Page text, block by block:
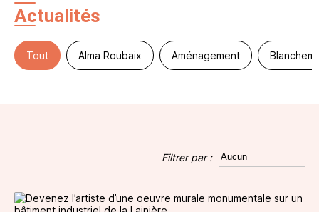
Actualités
Tout Alma Roubaix Aménagement
Filtrer par :